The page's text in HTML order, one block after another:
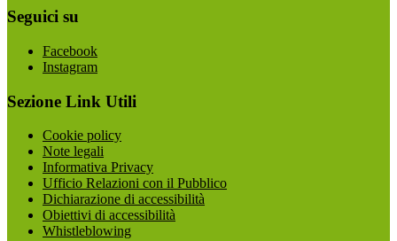
Seguici su
Facebook
Instagram
Sezione Link Utili
Cookie policy
Note legali
Informativa Privacy
Ufficio Relazioni con il Pubblico
Dichiarazione di accessibilità
Obiettivi di accessibilità
Whistleblowing